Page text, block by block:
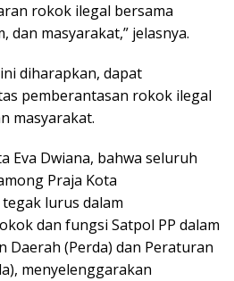
rokok ilegal bersama
dan masyarakat,” jelasnya.
diharapkan, dapat
pemberantasan rokok ilegal
masyarakat.
Eva Dwiana, bahwa seluruh
Praja Kota
lurus dalam
dan fungsi Satpol PP dalam
Daerah (Perda) dan Peraturan
menyelenggarakan